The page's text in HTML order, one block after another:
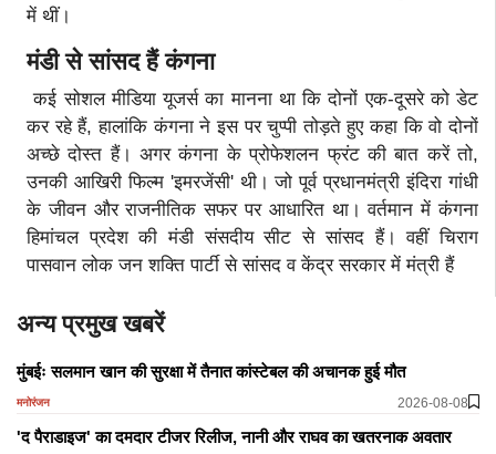
में थीं।
मंडी से सांसद हैं कंगना
कई सोशल मीडिया यूजर्स का मानना था कि दोनों एक-दूसरे को डेट
कर रहे हैं, हालांकि कंगना ने इस पर चुप्पी तोड़ते हुए कहा कि वो दोनों
अच्छे दोस्त हैं। अगर कंगना के प्रोफेशलन फ्रंट की बात करें तो,
उनकी आखिरी फिल्म 'इमरजेंसी' थी। जो पूर्व प्रधानमंत्री इंदिरा गांधी
के जीवन और राजनीतिक सफर पर आधारित था। वर्तमान में कंगना
हिमांचल प्रदेश की मंडी संसदीय सीट से सांसद हैं। वहीं चिराग
पासवान लोक जन शक्ति पार्टी से सांसद व केंद्र सरकार में मंत्री हैं
अन्य प्रमुख खबरें
मुंबईः सलमान खान की सुरक्षा में तैनात कांस्टेबल की अचानक हुई मौत
मनोरंजन 2026-08-08
'द पैराडाइज' का दमदार टीजर रिलीज, नानी और राघव का खतरनाक अवतार